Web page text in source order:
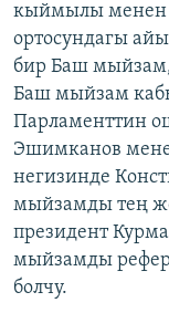
кыймылы менен
ортосундагы
бир Баш
Баш мыйзам
Парламенттин
Эшимканов
негизинде
мыйзамды тең
президент
мыйзамды
болчу.